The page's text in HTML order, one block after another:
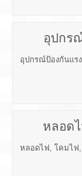
อุปกร
อุปกรณ์ป้องกันแร
หลอด
หลอดไฟ, โคมไฟ,